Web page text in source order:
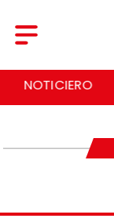
NOTICIERO